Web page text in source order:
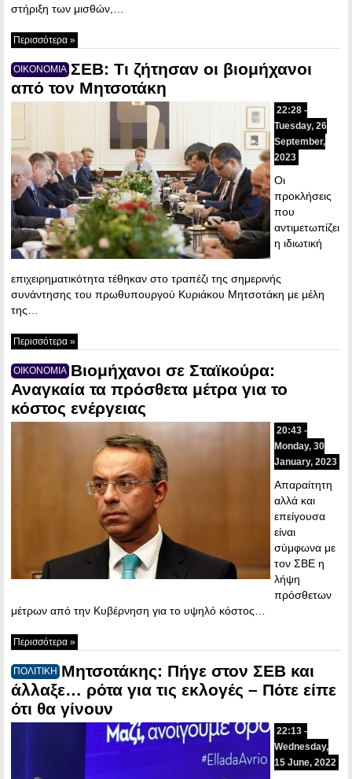
στήριξη των μισθών,…
Περισσότερα »
ΟΙΚΟΝΟΜΙΑ ΣΕΒ: Τι ζήτησαν οι βιομήχανοι
από τον Μητσοτάκη
22:28 -
Tuesday, 26
September,
2023
Οι
προκλήσεις
που
αντιμετωπίζει
η ιδιωτική
επιχειρηματικότητα τέθηκαν στο τραπέζι της σημερινής
συνάντησης του πρωθυπουργού Κυριάκου Μητσοτάκη με μέλη
της…
Περισσότερα »
ΟΙΚΟΝΟΜΙΑ Βιομήχανοι σε Σταϊκούρα:
Αναγκαία τα πρόσθετα μέτρα για το
κόστος ενέργειας
20:43 -
Monday, 30
January, 2023
Απαραίτητη
αλλά και
επείγουσα
είναι
σύμφωνα με
τον ΣΒΕ η
λήψη
πρόσθετων
μέτρων από την Κυβέρνηση για το υψηλό κόστος…
Περισσότερα »
ΠΟΛΙΤΙΚΗ Μητσοτάκης: Πήγε στον ΣΕΒ και
άλλαξε… ρότα για τις εκλογές – Πότε είπε
ότι θα γίνουν
22:13 -
Wednesday,
15 June, 2022